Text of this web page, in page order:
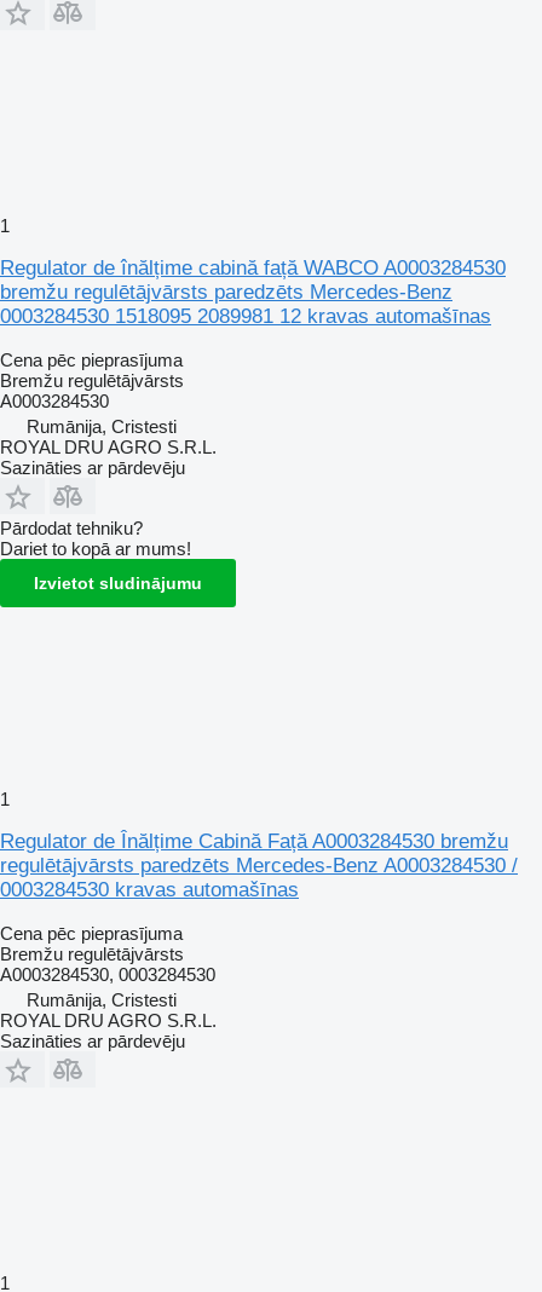
1
Regulator de înălțime cabină față WABCO A0003284530
bremžu regulētājvārsts paredzēts Mercedes-Benz
0003284530 1518095 2089981 12 kravas automašīnas
Cena pēc pieprasījuma
Bremžu regulētājvārsts
A0003284530
Rumānija, Cristesti
ROYAL DRU AGRO S.R.L.
Sazināties ar pārdevēju
Pārdodat tehniku?
Dariet to kopā ar mums!
Izvietot sludinājumu
1
Regulator de Înălțime Cabină Față A0003284530 bremžu
regulētājvārsts paredzēts Mercedes-Benz A0003284530 /
0003284530 kravas automašīnas
Cena pēc pieprasījuma
Bremžu regulētājvārsts
A0003284530, 0003284530
Rumānija, Cristesti
ROYAL DRU AGRO S.R.L.
Sazināties ar pārdevēju
1